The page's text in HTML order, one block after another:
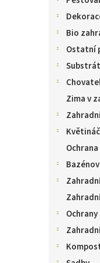
Bio
Ostatní
Zima v